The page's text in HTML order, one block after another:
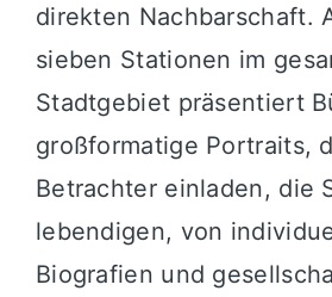
direkten Nachbarschaft.
sieben Stationen im
Stadtgebiet präsentiert
großformatige Portraits,
Betrachter einladen, die
lebendigen, von
Biografien und